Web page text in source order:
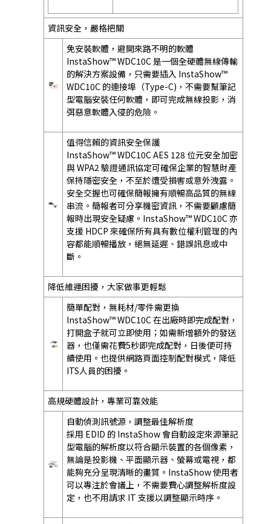
資訊安全，嚴格把關
免安裝軟體，避開來路不明的軟體
InstaShow™ WDC10C 是一個全硬體無線傳輸
的解決方案設備，只需要插入 InstaShow™
WDC10C 的連接埠（Type-C)，不需要幫筆記
型電腦安裝任何軟體，即可完成無線投影，消
弭惡意軟體入侵的危險。
值得信賴的資訊安全保護
InstaShow™ WDC10C AES 128 位元安全加密
與 WPA2 驗證通訊協定可確保企業的智慧財產
保持隱密安全，不至於遭受損害或意外洩露。
安全交握也可確保簡報擁有順暢高品質的無線
串流。簡報者可分享機密資訊，不需要顧慮簡
報時出現安全疑慮。InstaShow™ WDC10C 亦
支援 HDCP 來確保所有具有數位權利管理的內
容都能順暢播放，絕無延遲、錯誤訊息或中
斷。
降低維運困擾，大家做事更輕鬆
簡單配對，無耗材/零件需更換
InstaShow™ WDC10C 在出廠時即完成配對，
打開盒子就可立即使用；如需新增額外的發送
器，也僅需花費5秒即完成配對，日後便可持
續使用。也提供網路頁面控制配對模式，降低
ITS人員的困擾。
高規硬體設計，專業可靠效能
自動偵測訊號源，調整最佳解析度
採用 EDID 的 InstaShow 會自動設定來源筆記
型電腦的解析度以符合顯示裝置的各個像素，
無論是投影機、平面顯示器、螢幕或電視，都
能夠充分呈現清晰的畫質。InstaShow 使用者
可以專注於會議上，不需要費心調整解析度設
定，也不用請求 IT 支援以調整顯示時序。